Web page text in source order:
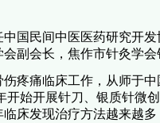
中国民间中医医药研究开
副会长，焦作市针灸学
伤疼痛临床工作，从师于
开始开展针刀、银质针微
床发现治疗方法越来越